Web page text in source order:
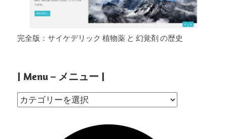
完全版：サイケデリック 植物薬 と 幻覚剤 の歴史
| Menu – メニュー |